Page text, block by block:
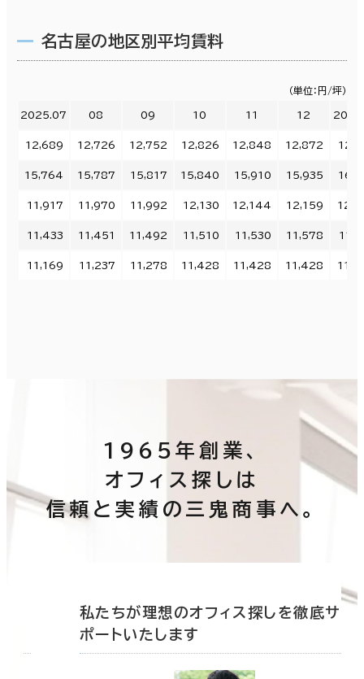
名古屋の地区別平均賃料
（単位：円/坪）
2025.07 08 09 10 11 12
12,689 12,726 12,752 12,826 12,848 12,872
15,764 15,787 15,817 15,840 15,910 15,935
11,917 11,970 11,992 12,130 12,144 12,159
11,433 11,451 11,492 11,510 11,530 11,578
11,169 11,237 11,278 11,428 11,428 11,428
1965年創業、
オフィス探しは
信頼と実績の三鬼商事へ。
私たちが理想のオフィス探しを徹底サ
ポートいたします